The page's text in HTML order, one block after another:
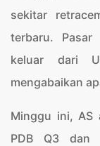
sekitar
terbaru.
keluar dari
mengabaikan
Minggu ini, AS
PDB Q3 dan